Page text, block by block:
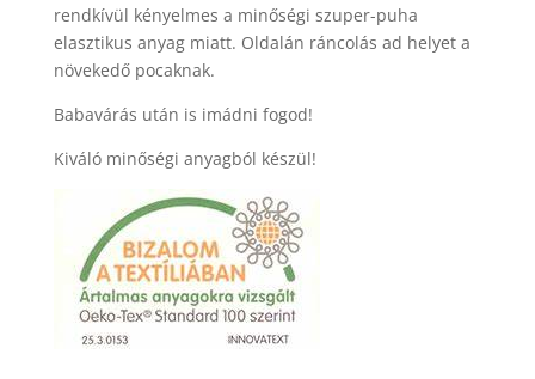
rendkívül kényelmes a minőségi szuper-puha
elasztikus anyag miatt. Oldalán ráncolás ad helyet a
növekedő pocaknak.
Babavárás után is imádni fogod!
Kiváló minőségi anyagból készül!